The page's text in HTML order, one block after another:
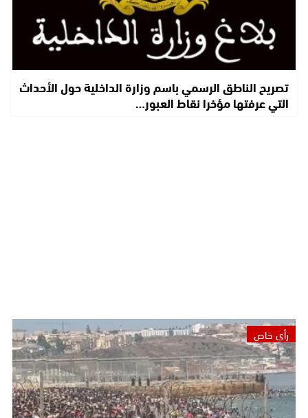
تصريح الناطق الرسمي باسم وزارة الداخلية حول الأحداث
التي عرفتها مؤخرا نقاط العبور…
رأي خاص